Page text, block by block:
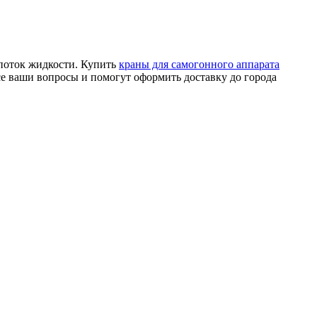
жидкости. Купить краны для самогонного аппарата
ваши вопросы и помогут оформить доставку до города